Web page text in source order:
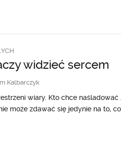
widzieć sercem
Kalbarczyk
wiary. Kto chce
może zdawać się jedynie na to,